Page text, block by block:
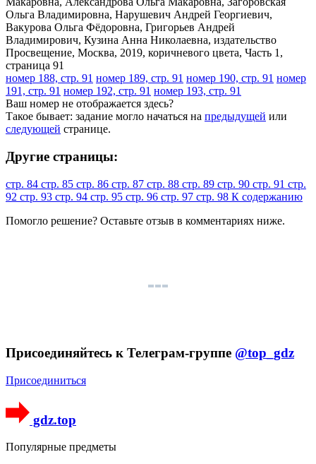
номер 188, стр. 91 номер 189, стр. 91 номер 190, стр. 91 номер
191, стр. 91 номер 192, стр. 91 номер 193, стр. 91
Ваш номер не отображается здесь?
Такое бывает: задание могло начаться на предыдущей или
следующей странице.
Другие страницы:
стр. 84 стр. 85 стр. 86 стр. 87 стр. 88 стр. 89 стр. 90 стр. 91 стр.
92 стр. 93 стр. 94 стр. 95 стр. 96 стр. 97 стр. 98 К содержанию
Помогло решение? Оставьте отзыв в комментариях ниже.
Присоединяйтесь к Телеграм-группе @top_gdz
Присоединиться
gdz.top
Популярные предметы